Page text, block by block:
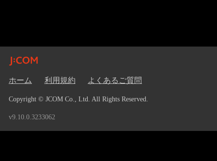
ホーム 利用規約 よくあるご質問
Copyright © JCOM Co., Ltd. All Rights Reserved.
v9.10.0.3233062